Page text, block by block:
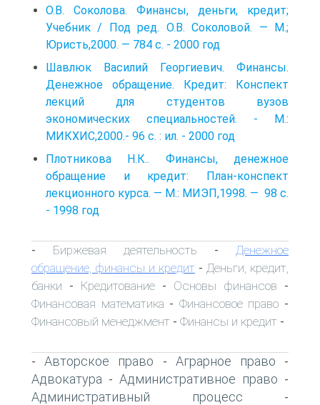
О.В. Соколова. Финансы, деньги, кредит;
Учебник / Под ред. О.В. Соколовой. — М.;
Юристь,2000. — 784 с. - 2000 год
Шавлюк Василий Георгиевич. Финансы.
Денежное обращение. Кредит: Конспект
лекций для студентов вузов
экономических специальностей. - М.:
МИКХИС,2000.- 96 с. : ил. - 2000 год
Плотникова Н.К.. Финансы, денежное
обращение и кредит: План-конспект
лекционного курса. — М.: МИЭП,1998. — 98 с.
- 1998 год
- Биржевая деятельность - Денежное
обращение, финансы и кредит - Деньги, кредит,
банки - Кредитование - Основы финансов -
Финансовая математика - Финансовое право -
Финансовый менеджмент - Финансы и кредит -
-Авторское право - Аграрное право -
Адвокатура - Административное право -
Административный процесс -